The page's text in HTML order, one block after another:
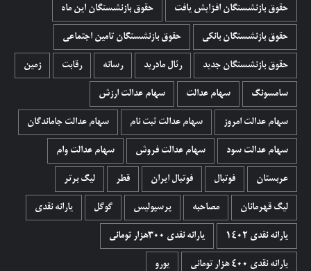
حقوق بازنشستگان افزایش یافت حقوق بازنشستگان این ماه
حقوق بازنشستگان بانکی حقوق بازنشستگان تامین اجتماعی
حقوق بازنشستگان جدید رئال مادرید رسانه رقابت زمین
سامسونگ سهام عدالت سهام عدالت ارزش
سهام عدالت امروز سهام عدالت ثبت نام سهام عدالت جاماندگان
سهام عدالت سود سهام عدالت فروش سهام عدالت وام
عربستان فوتبال فوتبال ایران قطر لیگ برتر
لیگ قهرمانان مصاحبه پرسپولیس گوگل یارانه نقدی
یارانه نقدی 1402 یارانه نقدی ۳۰۰هزار تومانی
یارانه نقدی ۴۰۰ هزار تومانی یورو